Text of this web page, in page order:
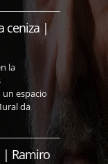
ceniza |
la
espacio
da
| Ramiro